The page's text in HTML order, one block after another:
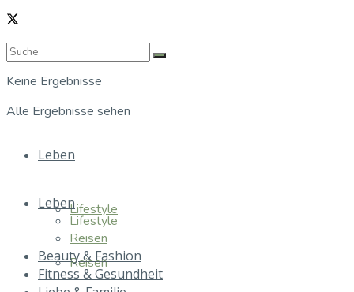
Keine Ergebnisse
Alle Ergebnisse sehen
Leben
Lifestyle
Reisen
Leben
Lifestyle
Reisen
Beauty & Fashion
Fitness & Gesundheit